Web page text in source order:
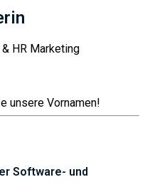
HR Marketing
unsere Vornamen!
Software- und